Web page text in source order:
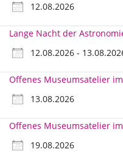
12.08.2026
Lange Nacht der
12.08.2026 -
Offenes Museumsatelier
13.08.2026
Offenes Museumsatelier
19.08.2026